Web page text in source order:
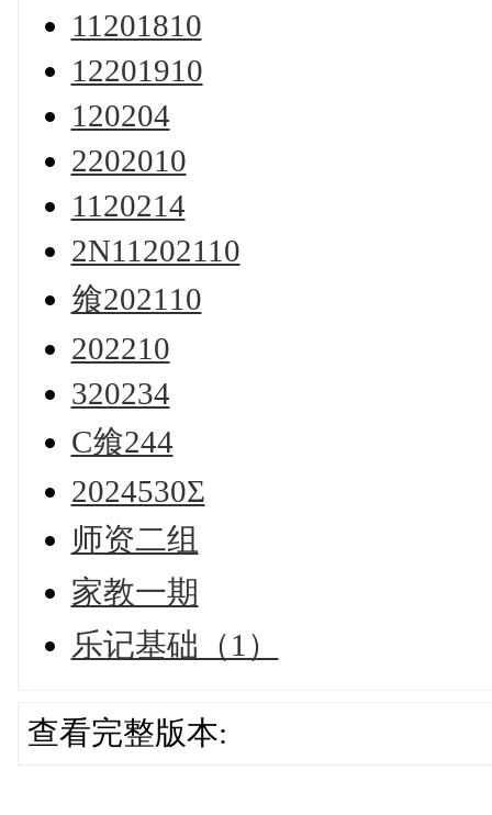
11201810
12201910
120204
2202010
1120214
2N11202110
飨202110
202210
320234
С飨244
2024530Σ
师资二组
家教一期
乐记基础（1）
查看完整版本: